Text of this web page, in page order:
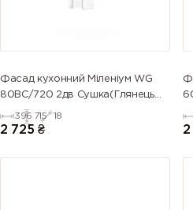
Фасад кухонний Міленіум WG
80ВС/720 2дв Сушка(Глянець
Білий)
396 715 18
2 725 ₴ 2